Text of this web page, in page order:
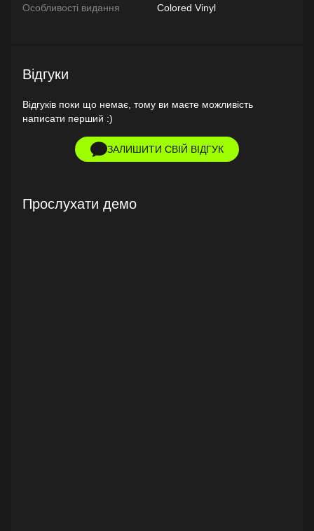
Особливості видання Colored Vinyl
Відгуки
Відгуків поки що немає, тому ви маєте можливість
написати перший :)
ЗАЛИШИТИ СВІЙ ВІДГУК
Прослухати демо